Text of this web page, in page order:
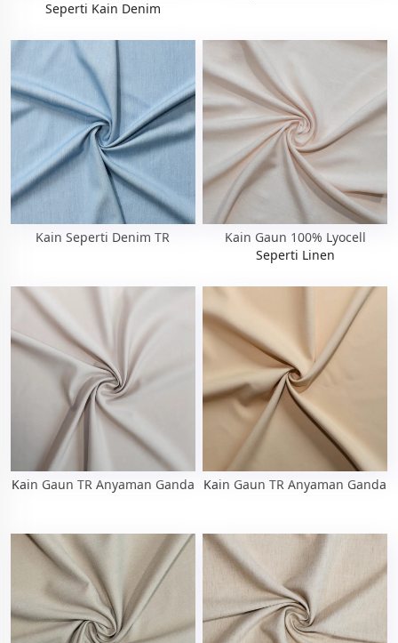
Seperti Kain Denim
Kain Seperti Denim TR
Kain Gaun 100% Lyocell
Seperti Linen
Kain Gaun TR Anyaman Ganda Kain Gaun TR Anyaman Ganda